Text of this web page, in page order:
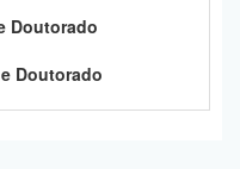
Doutorado
Doutorado